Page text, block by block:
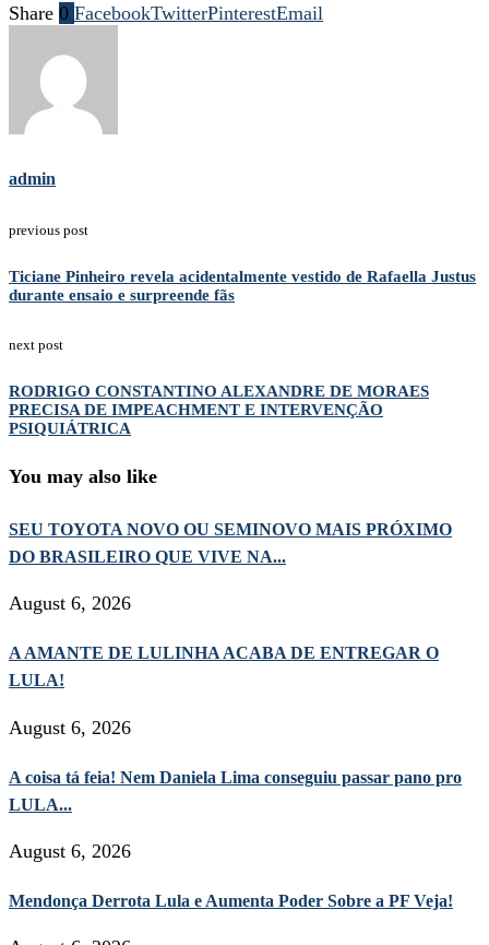
Share 0 FacebookTwitterPinterestEmail
admin
previous post
Ticiane Pinheiro revela acidentalmente vestido de Rafaella Justus
durante ensaio e surpreende fãs
next post
RODRIGO CONSTANTINO ALEXANDRE DE MORAES
PRECISA DE IMPEACHMENT E INTERVENÇÃO
PSIQUIÁTRICA
You may also like
SEU TOYOTA NOVO OU SEMINOVO MAIS PRÓXIMO
DO BRASILEIRO QUE VIVE NA...
August 6, 2026
A AMANTE DE LULINHA ACABA DE ENTREGAR O
LULA!
August 6, 2026
A coisa tá feia! Nem Daniela Lima conseguiu passar pano pro
LULA...
August 6, 2026
Mendonça Derrota Lula e Aumenta Poder Sobre a PF Veja!